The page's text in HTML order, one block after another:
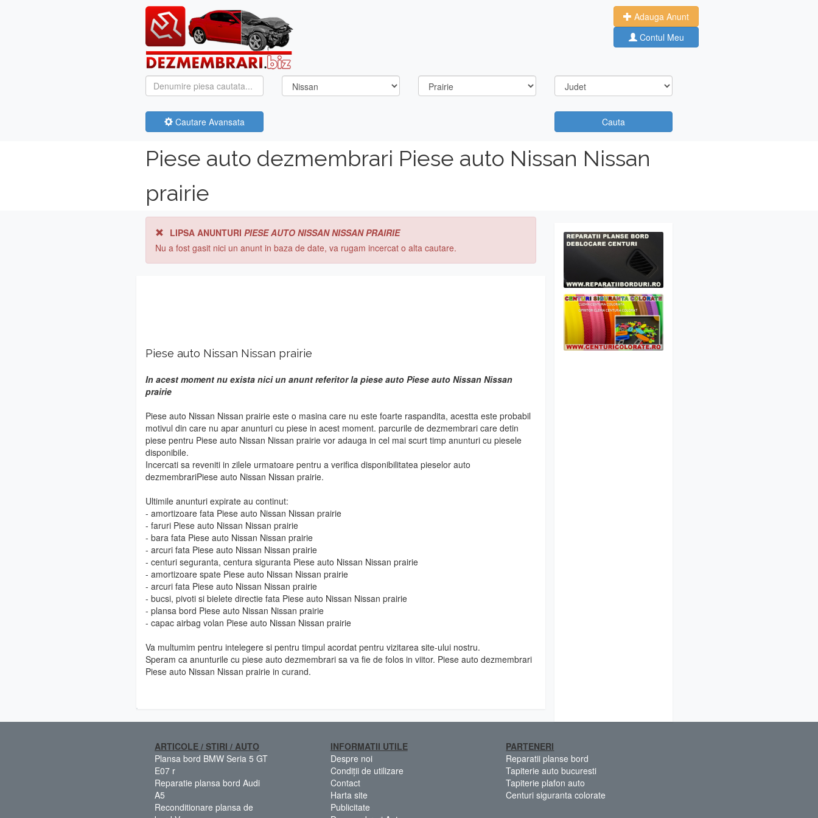
Adauga Anunt
Contul Meu
Cautare Avansata Cauta
Piese auto dezmembrari Piese auto Nissan Nissan
prairie
LIPSA ANUNTURI PIESE AUTO NISSAN NISSAN PRAIRIE
Nu a fost gasit nici un anunt in baza de date, va rugam incercat o alta cautare.
Piese auto Nissan Nissan prairie
In acest moment nu exista nici un anunt referitor la piese auto Piese auto Nissan Nissan
prairie
Piese auto Nissan Nissan prairie este o masina care nu este foarte raspandita, acestta este probabil
motivul din care nu apar anunturi cu piese in acest moment. parcurile de dezmembrari care detin
piese pentru Piese auto Nissan Nissan prairie vor adauga in cel mai scurt timp anunturi cu piesele
disponibile.
Incercati sa reveniti in zilele urmatoare pentru a verifica disponibilitatea pieselor auto
dezmembrariPiese auto Nissan Nissan prairie.
Ultimile anunturi expirate au continut:
- amortizoare fata Piese auto Nissan Nissan prairie
- faruri Piese auto Nissan Nissan prairie
- bara fata Piese auto Nissan Nissan prairie
- arcuri fata Piese auto Nissan Nissan prairie
- centuri seguranta, centura siguranta Piese auto Nissan Nissan prairie
- amortizoare spate Piese auto Nissan Nissan prairie
- arcuri fata Piese auto Nissan Nissan prairie
- bucsi, pivoti si bielete directie fata Piese auto Nissan Nissan prairie
- plansa bord Piese auto Nissan Nissan prairie
- capac airbag volan Piese auto Nissan Nissan prairie
Va multumim pentru intelegere si pentru timpul acordat pentru vizitarea site-ului nostru.
Speram ca anunturile cu piese auto dezmembrari sa va fie de folos in viitor. Piese auto dezmembrari
Piese auto Nissan Nissan prairie in curand.
ARTICOLE / STIRI / AUTO
Plansa bord BMW Seria 5 GT
E07 r
Reparatie plansa bord Audi
A5
Reconditionare plansa de
INFORMATII UTILE
Despre noi
Condiții de utilizare
Contact
Harta site
Publicitate
PARTENERI
Reparatii planse bord
Tapiterie auto bucuresti
Tapiterie plafon auto
Centuri siguranta colorate